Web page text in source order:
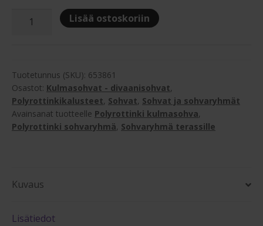
Hillerstorp
sohvapöytä
/
divaanirahi
määrä
Lisää ostoskoriin
Tuotetunnus (SKU): 653861
Osastot: Kulmasohvat - divaanisohvat,
Polyrottinkikalusteet, Sohvat, Sohvat ja sohvaryhmät
Avainsanat tuotteelle Polyrottinki kulmasohva,
Polyrottinki sohvaryhmä, Sohvaryhmä terassille
Kuvaus
Lisätiedot